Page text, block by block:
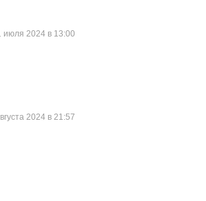
июля 2024 в 13:00
2024 в 21:57